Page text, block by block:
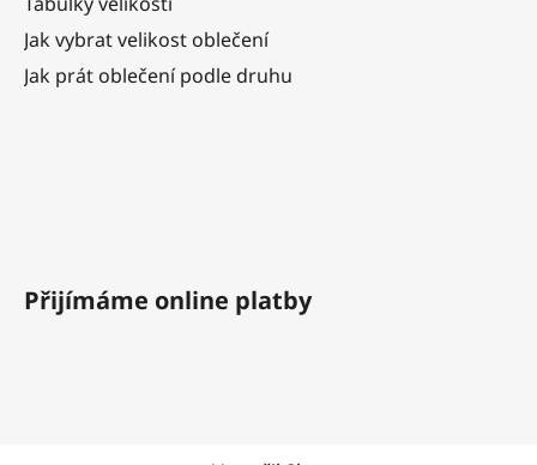
Jak vybrat velikost oblečení
Jak prát oblečení podle druhu
Přijímáme online platby